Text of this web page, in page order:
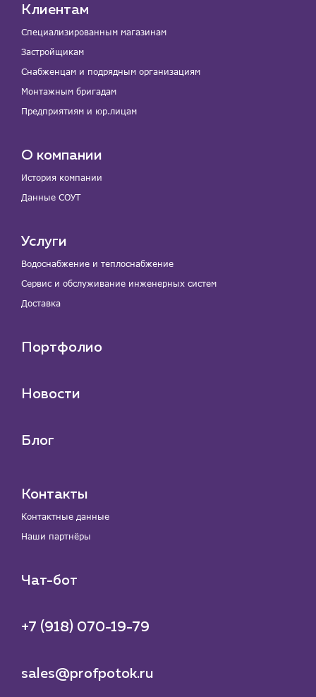
Клиентам
Специализированным магазинам
Застройщикам
Снабженцам и подрядным организациям
Монтажным бригадам
Предприятиям и юр.лицам
О компании
История компании
Данные СОУТ
Услуги
Водоснабжение и теплоснабжение
Сервис и обслуживание инженерных систем
Доставка
Портфолио
Новости
Блог
Контакты
Контактные данные
Наши партнёры
Чат-бот
+7 (918) 070-19-79
sales@profpotok.ru